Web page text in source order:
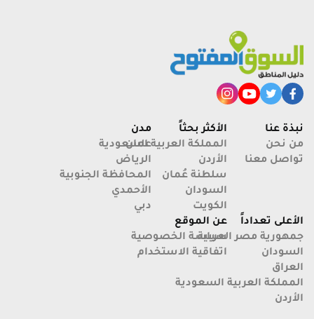
الجامعات الأهلية في البصرة
نبذة عنا
من نحن
تواصل معنا
الأكثر بحثاً
المملكة العربية السعودية
الأردن
سلطنة عُمان
السودان
الكويت
مدن
عمان
الرياض
المحافظة الجنوبية
الأحمدي
دبي
الأعلى تعداداً
جمهورية مصر العربية
السودان
العراق
المملكة العربية السعودية
الأردن
عن الموقع
سياسة الخصوصية
اتفاقية الاستخدام